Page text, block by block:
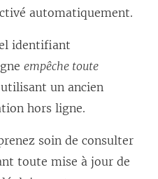
automatiquement.
identifiant
empêche toute
un ancien
hors ligne.
soin de consulter
toute mise à jour de